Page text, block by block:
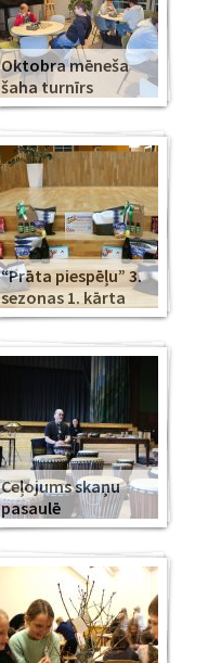
Oktobra mēneša
šaha turnīrs
“Prāta piespēļu” 3.
sezonas 1. kārta
Ceļojums skaņu
pasaulē